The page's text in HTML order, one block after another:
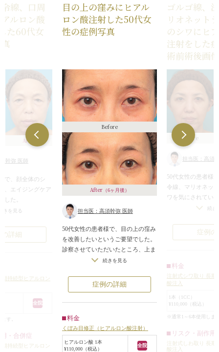
線、口周
ルロン酸
た60代女
After
幹弥 医師
で、顔全体のシ
、エイジングケア
した。
いたところ、年齢
まぶたのたるみ、
線、口周りのシワ
ありますが、患者
リフトアップ治
テムなどの照射系
酸やボツリヌスト
きを見る
詳細
持続型ヒアルロン
全院
す。
・合併症
持続型ヒアルロン
目の上の窪みにヒアル
ロン酸注射した50代女
性の症例写真
Before
After（6ヶ月後）
担当医：高須幹弥 医師
50代女性の患者様で、目の上の窪み
を改善したいというご要望でした。
診察させていただいたところ、上ま
ぶたの脂肪が少ないため、目の上が
また、それによって影ができて奥目
が強調され、実年齢より老けて見え
ていました。
射をすることになりました。
目の上専用に使用している軟らかい
タイプのヒアルロン酸を1本（1cc）
続きを見る
症例の詳細
料金
くぼみ目修正（ヒアルロン酸注射）
ヒアルロン酸 1本
¥110,000（税込）
全院
ゴルゴ線、
リオネット
のシワにヒ
注射をした
術前術後画像
Before
担当医：高須
50代女性の患者様
令線、マリオネッ
ワを気にされてい
診察させていただ
頬~フェイスライ
ルゴ線、法令線、
ヒアルロン酸注射
に1本ずつ（計2本
つ（計2本）、顎
注射後は、深くく
いたゴルゴ線、法
トラインが浅くな
続き
症例
料金
注射式シワ取り 長期
酸注入
1本（1CC）
¥110,000（税込）
※通常1～6本使用しま
リスク・副作用
注射式しわ取り 長期
酸注入